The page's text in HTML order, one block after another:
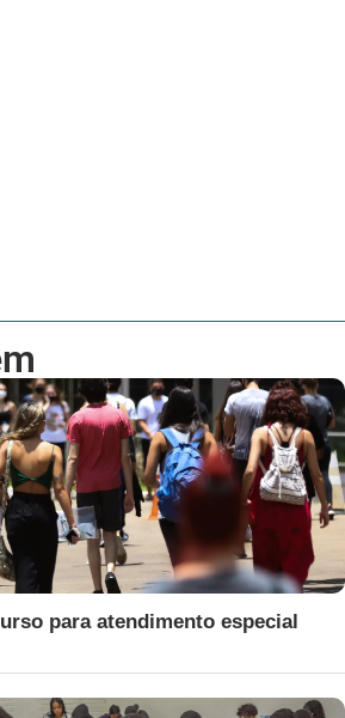
para atendimento especial